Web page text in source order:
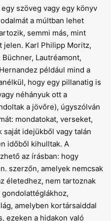
szöveg vagy egy könyv
a múltban lehet
semmi más, mint
jelen. Karl Philipp Moritz,
Lautréamont,
például mind a
hogy egy pillanatig is
néhányuk ott a
a jövőre), úgyszólván
mondatokat, verseket,
idejükből vagy talán
időből kihulltak. A
az írásban: hogy
szerzőn, amelyek nemcsak
életedhez, nem tartoznak
amelyben kortársaiddal
ezeken a hidakon való